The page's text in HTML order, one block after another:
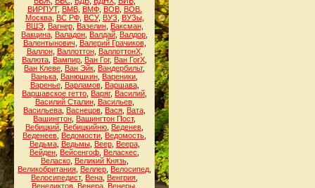
ВИРПУТ, ВМВ, ВМФ, ВОВ, ВОВ.
Москва, ВС РФ, ВСУ, ВУЗ ВУЗы,
ВШЭ, Вагнер, Вазелин, Ваксман,
Вакцина Валадон Валдай Валдор
Валентынович
Валерий Грачиков,
Валлон, Валлоттон, ВаллоттонХ,
Валюта Вампир Ван Гог, Ван ГогХ
Ван Клеве Ван Эйк Вандербильт,
Ванька Ванюшкин Вареники
Варенье, Варламов, Варшава,
Варшавское гетто Варяг, Василий
Василий Сталин, Васильев,
Васильева Васнецов Вася Вата
Вашингтон Вашингтон Пост,
Вебицкий Вебицкийню Веденев
Веденеев Ведомости Ведомость
Ведьма, Ведьмы, Веер, Веера,
Вейден Вейсенгоф Веласкес
Веласко, Великий Князь,
Великобритания Веллер Велосипед
Велосипедист, Вена Венгрия
Венедиктов Венера Венеры